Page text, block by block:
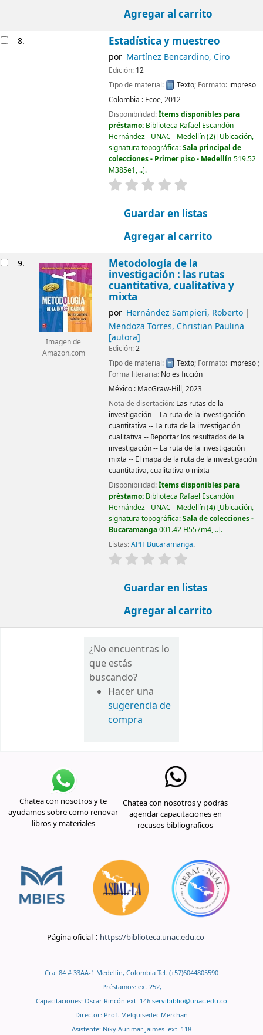
Agregar al carrito
8. Estadística y muestreo
por Martínez Bencardino, Ciro
Edición: 12
Tipo de material:
Texto; Formato: impreso
Colombia : Ecoe,2012
Disponibilidad:Ítems disponibles para
préstamo: Biblioteca Rafael Escandón
Hernández - UNAC - Medellín(2) Ubicación,
signatura topográfica:Sala principal de
colecciones - Primer piso - Medellín 519.52
M385e1, .. .
valoración
Guardar en listas
Agregar al carrito
9.
Imagen de
Amazon.com
Metodología de la
investigación : las rutas
cuantitativa, cualitativa y
mixta
por Hernández Sampieri, Roberto
Mendoza Torres, Christian Paulina
[autora]
Edición:2
Tipo de material:
Texto; Formato: impreso;
Forma literaria: No es ficción
México : MacGraw-Hill,2023
Nota de disertación: Las rutas de la
investigación -- La ruta de la investigación
cuantitativa -- La ruta de la investigación
cualitativa -- Reportar los resultados de la
investigación -- La ruta de la investigación
mixta -- El mapa de la ruta de la investigación
cuantitativa, cualitativa o mixta
Disponibilidad:Ítems disponibles para
préstamo: Biblioteca Rafael Escandón
Hernández - UNAC - Medellín(4) Ubicación,
signatura topográfica:Sala de colecciones -
Bucaramanga001.42 H557m4, .. .
Listas:APH Bucaramanga.
valoración
Guardar en listas
Agregar al carrito
¿No encuentras lo
que estás
buscando?
Hacer una
sugerencia de
compra
Chatea con nosotros y te
ayudamos sobre como renovar
libros y materiales
Chatea con nosotros y podrás
agendar capacitaciones en
recusos bibliograficos
Página oficial : https://biblioteca.unac.edu.co
Cra. 84 # 33AA-1 Medellín, Colombia Tel. (+57)6044805590
Préstamos: ext 252,
Capacitaciones: Oscar Rincón ext. 146 servibiblio@unac.edu.co
Director: Prof. Melquisedec Merchan
Asistente: Niky Aurimar Jaimes ext. 118